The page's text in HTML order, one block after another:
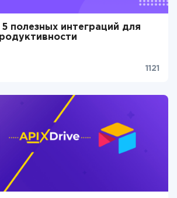
полезных интеграций для
1121